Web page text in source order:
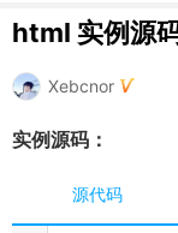
html 实例源
Xebcnor
实例源码：
源代码